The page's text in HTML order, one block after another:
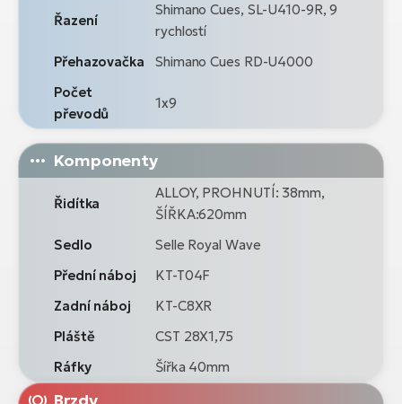
Řazení
Shimano Cues, SL-U410-9R, 9
rychlostí
Přehazovačka
Shimano Cues RD-U4000
Počet
převodů
1x9
Komponenty
Řidítka
ALLOY, PROHNUTÍ: 38mm,
ŠÍŘKA:620mm
Sedlo
Selle Royal Wave
Přední náboj
KT-T04F
Zadní náboj
KT-C8XR
Pláště
CST 28X1,75
Ráfky
Šířka 40mm